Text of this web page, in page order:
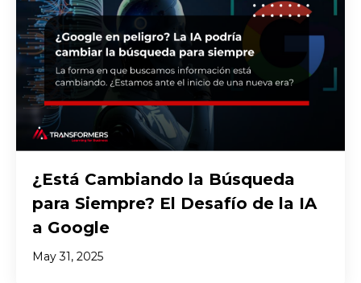
¿Está Cambiando la Búsqueda
para Siempre? El Desafío de la IA
a Google
May 31, 2025